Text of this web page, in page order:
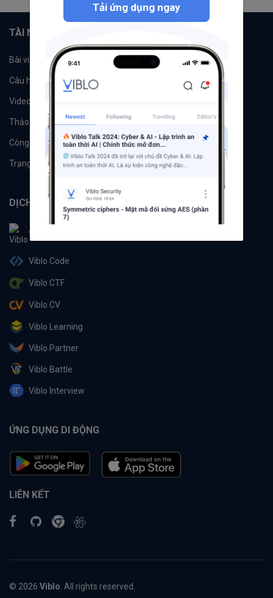
TÀI NGUYÊN
Bài viết Tổ chức
Câu hỏi
Videos
Thảo luận Đề xuất hệ thống
Công cụ Machine Learning
Trạng thái hệ thống
DỊCH VỤ
Viblo
Viblo Code
Viblo CTF
Viblo CV
Viblo Learning
Viblo Partner
Viblo Battle
Viblo Interview
ỨNG DỤNG DI ĐỘNG
LIÊN KẾT
© 2026 Viblo . All rights reserved.
Tải ứng dụng ngay